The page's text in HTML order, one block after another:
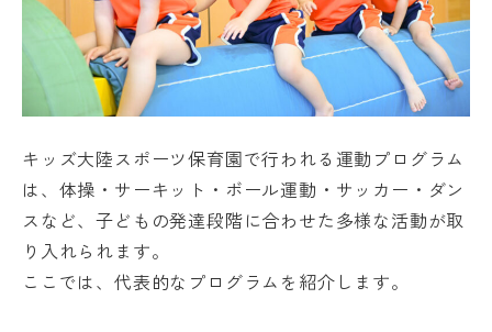
キッズ大陸スポーツ保育園で行われる運動プログラム
は、体操・サーキット・ボール運動・サッカー・ダン
スなど、子どもの発達段階に合わせた多様な活動が取
り入れられます。
ここでは、代表的なプログラムを紹介します。